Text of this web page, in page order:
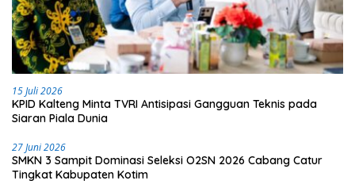
15 Juli 2026
KPID Kalteng Minta TVRI Antisipasi Gangguan Teknis pada
Siaran Piala Dunia
27 Juni 2026
SMKN 3 Sampit Dominasi Seleksi O2SN 2026 Cabang Catur
Tingkat Kabupaten Kotim